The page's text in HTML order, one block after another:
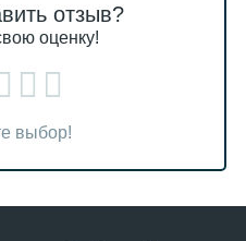
отзыв?
оценку!
выбор!